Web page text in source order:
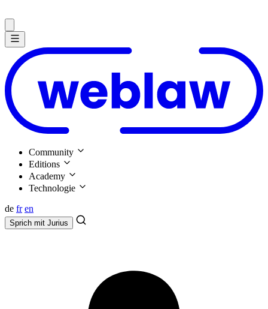
Community
Editions
Academy
Technologie
de fr en
Sprich mit Jurius